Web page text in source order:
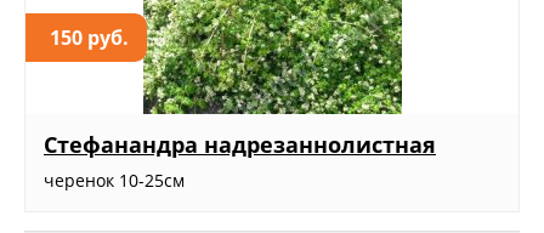
150 руб.
Стефанандра надрезаннолистная
черенок 10-25см